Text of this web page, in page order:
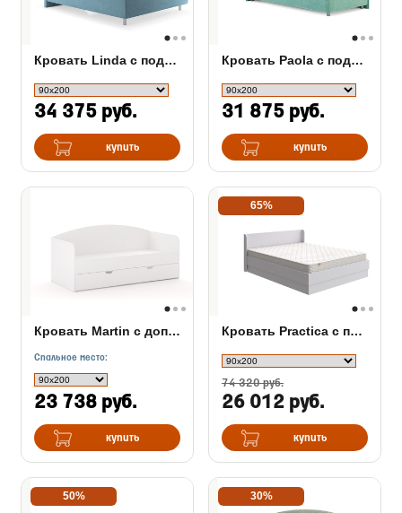
Кровать Linda с подъемным механизмом
34 375 руб.
купить
Кровать Paola с подъемным механизмом
31 875 руб.
купить
Кровать Martin с дополнительным местом
Спальное место:
23 738 руб.
купить
65%
Кровать Practica с подъемным механизмом
74 320 руб.
26 012 руб.
купить
50% 30%